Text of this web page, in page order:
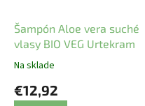
Šampón Aloe vera suché
vlasy BIO VEG Urtekram
Na sklade
€12,92